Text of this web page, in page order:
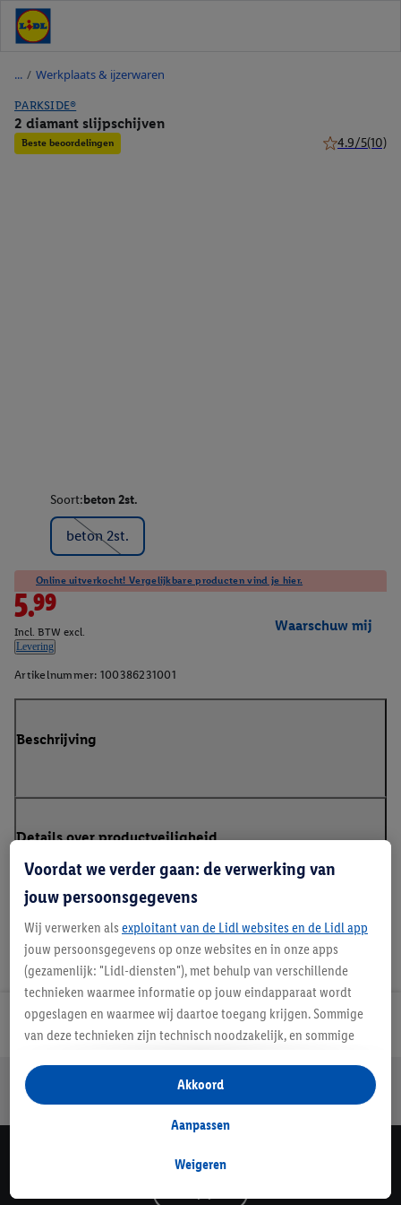
/ Werkplaats & ijzerwaren
PARKSIDE®
2 diamant slijpschijven
Beste beoordelingen 4.9/5(10)
Soort:beton 2st.
beton 2st.
Online uitverkocht! Vergelijkbare producten vind je hier.
5.99
Incl. BTW excl.
Levering
Waarschuw mij
Artikelnummer: 100386231001
Beschrijving
Details over productveiligheid
Lidl Nieuwsbrief
Jouw voordelen bij ons als Lidl webshop klant
Gratis retourneren Veilig winkelen 30 dagen bedenktijd
Lidl Nieuwsbrief
Voordat we verder gaan: de verwerking van
jouw persoonsgegevens
Wij verwerken als exploitant van de Lidl websites en de Lidl app
jouw persoonsgegevens op onze websites en in onze apps
(gezamenlijk: "Lidl-diensten"), met behulp van verschillende
technieken waarmee informatie op jouw eindapparaat wordt
opgeslagen en waarmee wij daartoe toegang krijgen. Sommige
van deze technieken zijn technisch noodzakelijk, en sommige
opslaan van voorkeursinstellingen, het verzamelen en
analyseren van statistieken of voor het tonen van
gepersonaliseerde reclame binnen en buiten de Lidl-diensten.
gegevens over jouw aankoopgedrag in de winkel ook voor de
Weigeren
Aanpassen
Akkoord